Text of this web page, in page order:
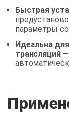
Быстрая
параметры
Идеальна
трансляций —